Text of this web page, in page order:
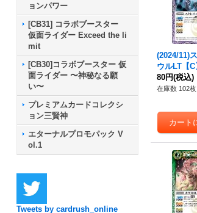
ョンパワー
[CB31] コラボブースター
仮面ライダー Exceed the li
mit
[CB30]コラボブースター 仮
面ライダー 〜神秘なる願
い〜
プレミアムカードコレクシ
ョン三賢神
エターナルプロモパック V
ol.1
Tweets by cardrush_online
(2024/11)
ウルLT【
017}《紫》
80円(税込)
在庫数 102枚